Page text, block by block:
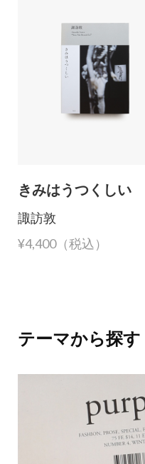
きみはうつくしい
諏訪敦
¥4,400（税込）
テーマから探す